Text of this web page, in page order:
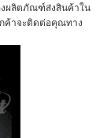
งผลิตภัณฑ์ส่งสินค้าใน
กค้าจะติดต่อคุณทาง